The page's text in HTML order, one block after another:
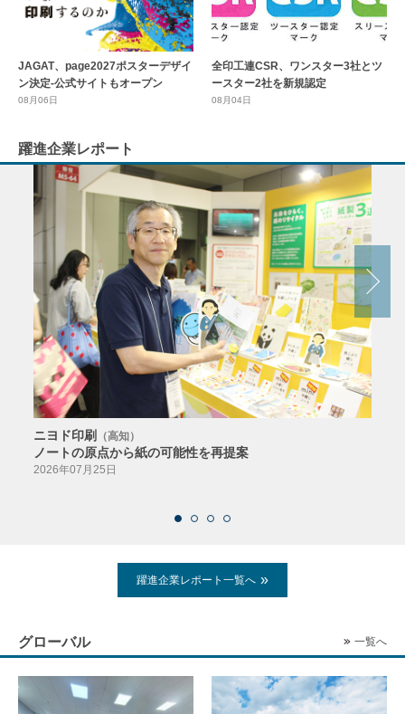
JAGAT、page2027ポスターデザイ
ン決定-公式サイトもオープン
08月06日
全印工連CSR、ワンスター3社とツ
ースター2社を新規認定
08月04日
躍進企業レポート
ニヨド印刷 （高知）
ノートの原点から紙の可能性を再提案
2026年07月25日
躍進企業レポート一覧へ
グローバル 一覧へ